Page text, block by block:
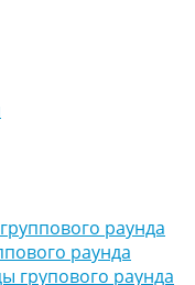
раунда
раунда
групового раунда